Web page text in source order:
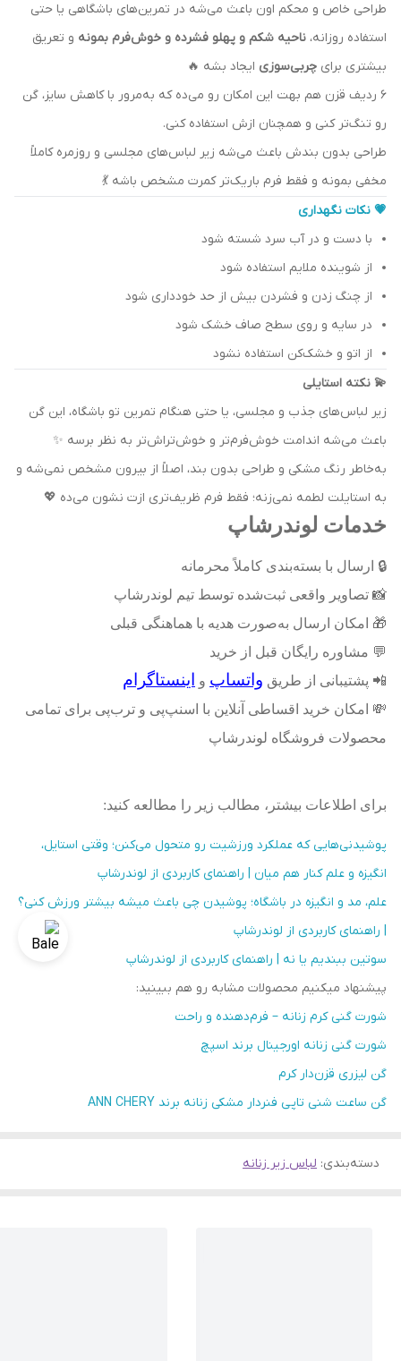
طراحی خاص و محکم اون باعث می‌شه در تمرین‌های باشگاهی یا حتی
استفاده روزانه، ناحیه شکم و پهلو فشرده و خوش‌فرم بمونه و تعریق
بیشتری برای چربی‌سوزی ایجاد بشه 🔥
۶ ردیف قزن هم بهت این امکان رو می‌ده که به‌مرور با کاهش سایز، گن
رو تنگ‌تر کنی و همچنان ازش استفاده کنی.
طراحی بدون بندش باعث می‌شه زیر لباس‌های مجلسی و روزمره کاملاً
مخفی بمونه و فقط فرم باریک‌تر کمرت مشخص باشه 💃
💗 نکات نگهداری
با دست و در آب سرد شسته شود
از شوینده ملایم استفاده شود
از چنگ زدن و فشردن بیش از حد خودداری شود
در سایه و روی سطح صاف خشک شود
از اتو و خشک‌کن استفاده نشود
💫 نکته استایلی
زیر لباس‌های جذب و مجلسی، یا حتی هنگام تمرین تو باشگاه، این گن
باعث می‌شه اندامت خوش‌فرم‌تر و خوش‌تراش‌تر به نظر برسه ✨
به‌خاطر رنگ مشکی و طراحی بدون بند، اصلاً از بیرون مشخص نمی‌شه و
به استایلت لطمه نمی‌زنه؛ فقط فرم ظریف‌تری ازت نشون می‌ده 💖
خدمات لوندرشاپ
🔒 ارسال با بسته‌بندی کاملاً محرمانه
📸 تصاویر واقعی ثبت‌شده توسط تیم لوندرشاپ
🎁 امکان ارسال به‌صورت هدیه با هماهنگی قبلی
💬 مشاوره رایگان قبل از خرید
📲 پشتیبانی از طریق واتساپ و اینستاگرام
💸 امکان خرید اقساطی آنلاین با اسنپ‌پی و ترب‌پی برای تمامی
محصولات فروشگاه لوندرشاپ
برای اطلاعات بیشتر، مطالب زیر را مطالعه کنید:
پوشیدنی‌هایی که عملکرد ورزشیت رو متحول می‌کنن؛ وقتی استایل،
انگیزه و علم کنار هم میان | راهنمای کاربردی از لوندرشاپ
علم، مد و انگیزه در باشگاه؛ پوشیدن چی باعث میشه بیشتر ورزش کنی؟
| راهنمای کاربردی از لوندرشاپ
سوتین ببندیم یا نه | راهنمای کاربردی از لوندرشاپ
پیشنهاد میکنیم محصولات مشابه رو هم ببینید:
شورت گنی کرم زنانه – فرم‌دهنده و راحت
شورت گنی زنانه اورجینال برند اسپچ
گن لیزری قزن‌دار کرم
گن ساعت شنی تاپی فنردار مشکی زنانه برند ANN CHERY
دسته‌بندی: لباس زیر زنانه